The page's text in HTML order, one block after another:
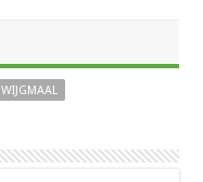
WIJGMAAL